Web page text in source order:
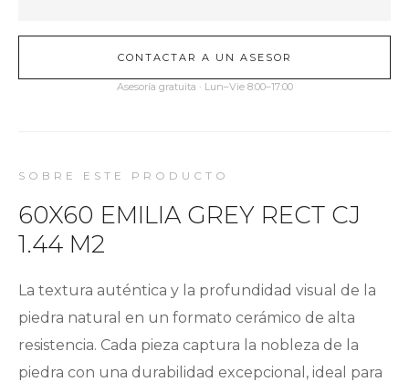
CONTACTAR A UN ASESOR
Asesoría gratuita · Lun–Vie 8:00–17:00
SOBRE ESTE PRODUCTO
60X60 EMILIA GREY RECT CJ
1.44 M2
La textura auténtica y la profundidad visual de la
piedra natural en un formato cerámico de alta
resistencia. Cada pieza captura la nobleza de la
piedra con una durabilidad excepcional, ideal para